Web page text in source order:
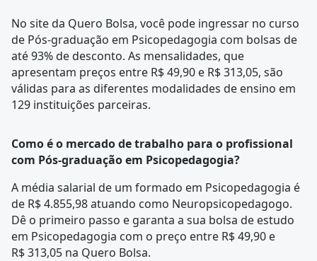
No site da Quero Bolsa, você pode ingressar no curso
de Pós-graduação em Psicopedagogia com bolsas de
até 93% de desconto. As mensalidades, que
apresentam preços entre R$ 49,90 e R$ 313,05, são
válidas para as diferentes modalidades de ensino em
129 instituições parceiras.
Como é o mercado de trabalho para o profissional
com Pós-graduação em Psicopedagogia?
A média salarial de um formado em Psicopedagogia é
de R$ 4.855,98 atuando como Neuropsicopedagogo.
Dê o primeiro passo e garanta a sua bolsa de estudo
em Psicopedagogia com o preço entre R$ 49,90 e
R$ 313,05 na Quero Bolsa.